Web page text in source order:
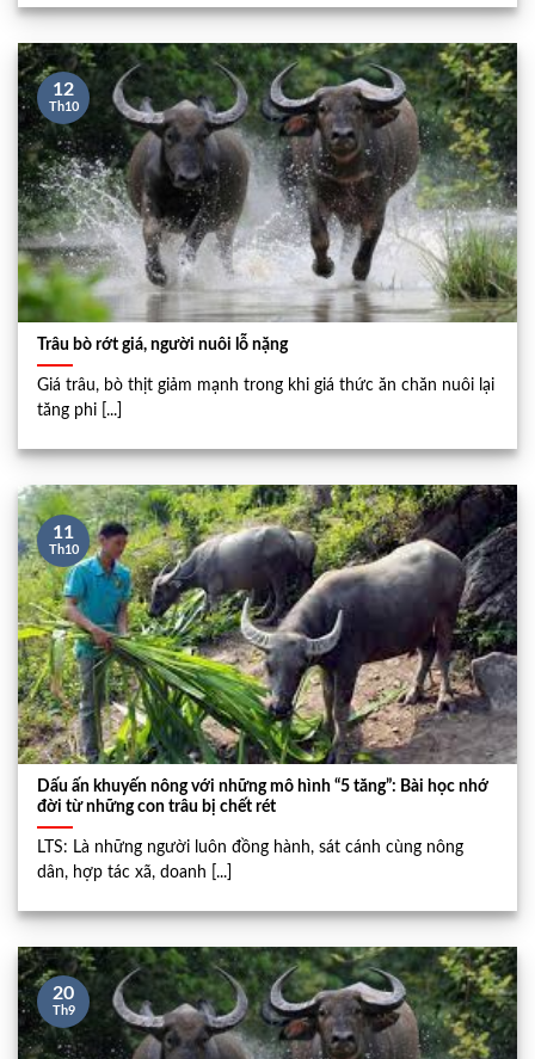
Trâu bò rớt giá, người nuôi lỗ nặng
Giá trâu, bò thịt giảm mạnh trong khi giá thức ăn chăn nuôi lại
tăng phi [...]
12
Th10
Dấu ấn khuyến nông với những mô hình “5 tăng”: Bài học nhớ
đời từ những con trâu bị chết rét
LTS: Là những người luôn đồng hành, sát cánh cùng nông
dân, hợp tác xã, doanh [...]
11
Th10
20
Th9